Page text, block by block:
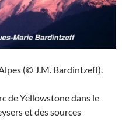
(© J.M. Bardintzeff).
de Yellowstone dans le
et des sources